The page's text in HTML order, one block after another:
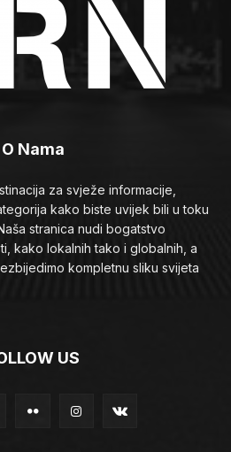
O Nama
za svježe informacije,
kako biste uvijek bili u toku
stranica nudi bogatstvo
kako lokalnih tako i globalnih, a
kompletnu sliku svijeta
US